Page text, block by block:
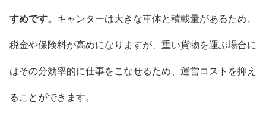
すめです。 キャンターは大きな車体と積載量があるため、
税金や保険料が高めになりますが、重い貨物を運ぶ場合に
はその分効率的に仕事をこなせるため、運営コストを抑え
ることができます。